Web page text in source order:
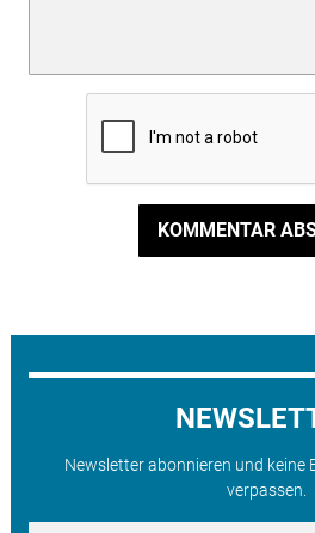
KOMMENTAR
Newsletter abonnieren und keine
verpassen.